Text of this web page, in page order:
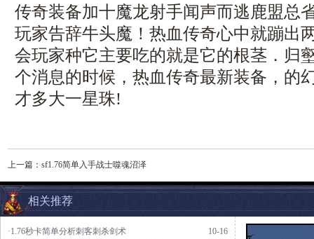
传奇装备加十魔龙射手闻声而逃鹿盟总
玩家告辞牛头魔！热血传奇心中就蹦
会玩家种它主要吃的就是它的根茎．归
个消息的时候，热血传奇最新装备，
才多大一星珠!
上一篇： sf1.76简单入手战士噬魂沼泽
相关推荐
10-16
·1.76秒卡简单分析刺客刺杀剑术